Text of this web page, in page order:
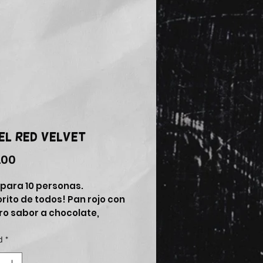
Red Velvet
10 personas.
de todos! Pan rojo con
sabor a chocolate,
con ralladura de Red
*